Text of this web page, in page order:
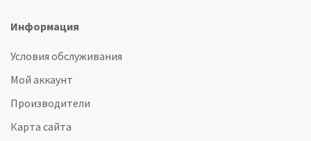
Информация
Условия обслуживания
Мой аккаунт
Производители
Карта сайта